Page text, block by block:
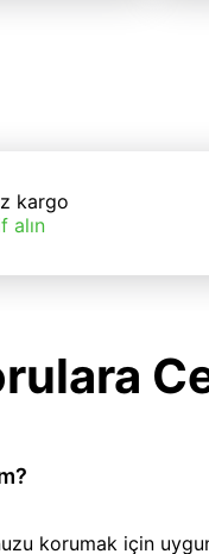
kargo
alın
korumak için